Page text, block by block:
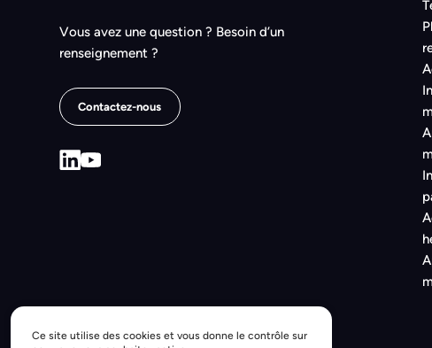
Vous avez une question ? Besoin d’un
renseignement ?
Contactez-nous
Ce site utilise des cookies et vous donne le contrôle sur